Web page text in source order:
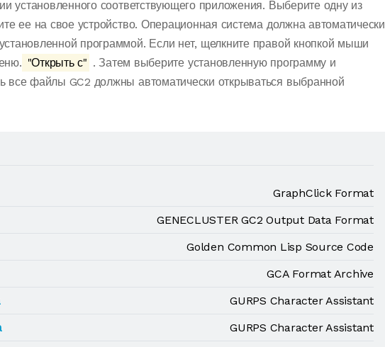
установленного соответствующего приложения. Выберите одну из
ее на свое устройство. Операционная система должна автоматически
программой. Если нет, щелкните правой кнопкой мыши
"Открыть с" . Затем выберите установленную программу и
все файлы GC2 должны автоматически открываться выбранной
GraphClick Format
GENECLUSTER GC2 Output Data Format
Golden Common Lisp Source Code
GCA Format Archive
GURPS Character Assistant
GURPS Character Assistant